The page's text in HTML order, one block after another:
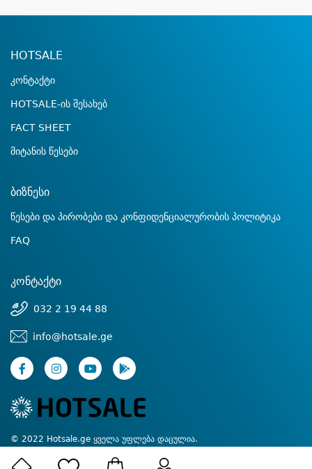
HOTSALE
კონტაქტი
HOTSALE-ის შესახებ
FACT SHEET
მიტანის წესები
ბიზნესი
წესები და პირობები და კონფიდენციალურობის პოლიტიკა
FAQ
კონტაქტი
032 2 19 44 88
info@hotsale.ge
© 2022 Hotsale.ge ყველა უფლება დაცულია.
Created by Proservice